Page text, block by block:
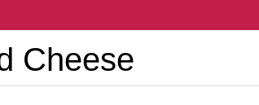
Cheese
titolo